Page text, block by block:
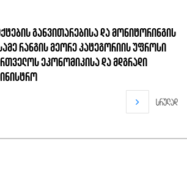
განვითარებისა და მონიტორინგის
რანგის მეორე კატეგორიის უფროსი
ეკონომიკისა და მდგრადი
სრულად